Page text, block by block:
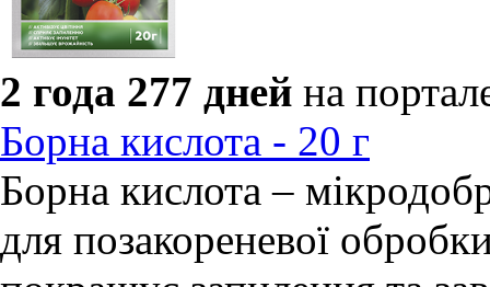
2 года 277 дней на
Борна кислота - 20 г
Борна кислота –
для позакореневої